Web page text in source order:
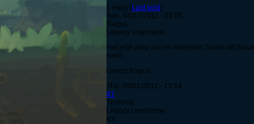
1 reply [Last post]
Sun, 04/17/2011 - 02:05
Ragus
Legacy Username
Hat jetzt zwar nur im weitesten Sinne mit
kann.
Greetz Ragus
Thu, 09/01/2011 - 13:14
#1
Trusendi
Legacy Username
Ich